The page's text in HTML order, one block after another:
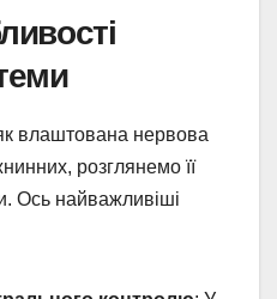
влаштована нервова
розглянемо її
Ось найважливіші